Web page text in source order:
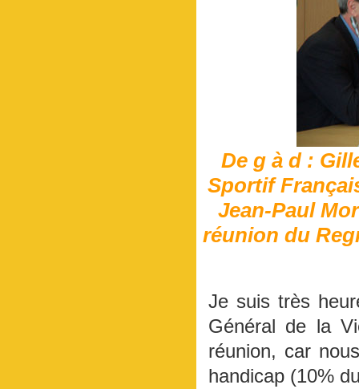
De g à d :
Sportif
Jean-Paul
réunion du
Je suis très
Général de la
réunion, car
handicap (10%